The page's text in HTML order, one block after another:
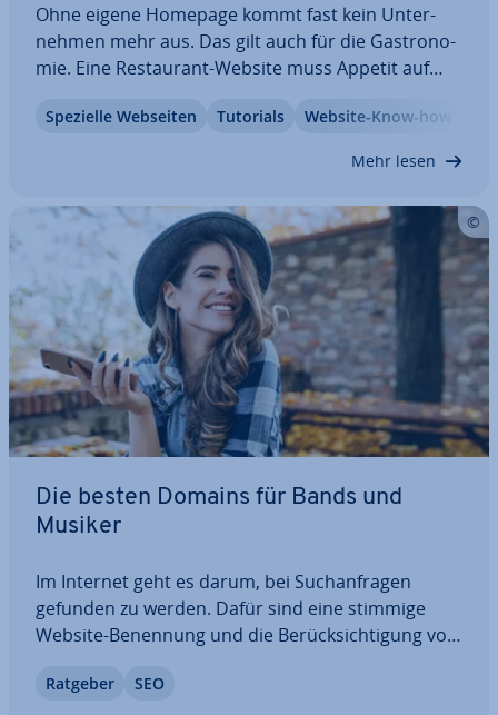
Ohne eigene Homepage kommt fast kein Un­ter­
neh­men mehr aus. Das gilt auch für die Gas­tro­no­
mie. Eine Re­stau­rant-Website muss Appetit auf
Spei­se­kar­te, Öff­nungs­zei­ten, An­fahrts­kar­te und
Spezielle Webseiten Tutorials Website-Know-how
Mehr lesen
Die besten Domains für Bands und
Musiker
Im Internet geht es darum, bei Such­an­fra­gen
gefunden zu werden. Dafür sind eine stimmige
Website-Benennung und die Be­rück­sich­ti­gung von
Mu­si­ke­rin­nen und Musiker sowie Bands ist eine
Ratgeber SEO